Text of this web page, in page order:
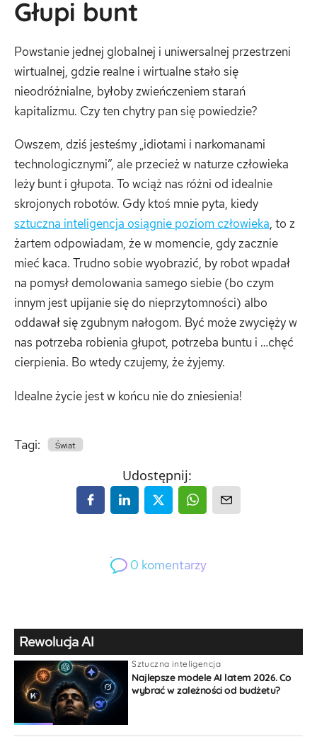
Głupi bunt
Powstanie jednej globalnej i uniwersalnej przestrzeni
wirtualnej, gdzie realne i wirtualne stało się
nieodróżnialne, byłoby zwieńczeniem starań
kapitalizmu. Czy ten chytry pan się powiedzie?
Owszem, dziś jesteśmy „idiotami i narkomanami
technologicznymi”, ale przecież w naturze człowieka
leży bunt i głupota. To wciąż nas różni od idealnie
skrojonych robotów. Gdy ktoś mnie pyta, kiedy
sztuczna inteligencja osiągnie poziom człowieka, to z
żartem odpowiadam, że w momencie, gdy zacznie
mieć kaca. Trudno sobie wyobrazić, by robot wpadał
na pomysł demolowania samego siebie (bo czym
innym jest upijanie się do nieprzytomności) albo
oddawał się zgubnym nałogom. Być może zwycięży w
nas potrzeba robienia głupot, potrzeba buntu i …chęć
cierpienia. Bo wtedy czujemy, że żyjemy.
Idealne życie jest w końcu nie do zniesienia!
Tagi: Świat
Udostępnij:
0 komentarzy
Gość
Rewolucja AI
Sztuczna inteligencja
Najlepsze modele AI latem 2026. Co
wybrać w zależności od budżetu?